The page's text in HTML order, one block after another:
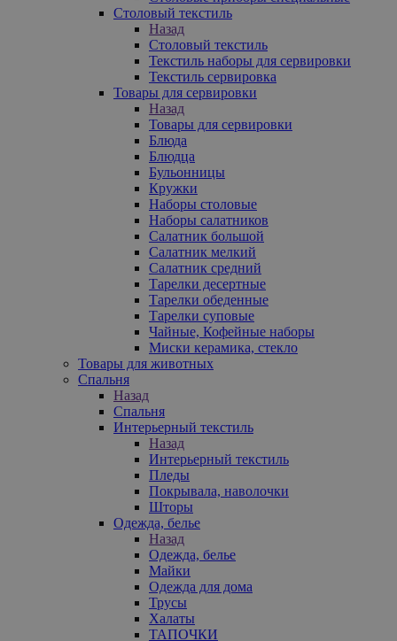
Столовый текстиль
Назад
Столовый текстиль
Текстиль наборы для сервировки
Текстиль сервировка
Товары для сервировки
Назад
Товары для сервировки
Блюда
Блюдца
Бульонницы
Кружки
Наборы столовые
Наборы салатников
Салатник большой
Салатник мелкий
Салатник средний
Тарелки десертные
Тарелки обеденные
Тарелки суповые
Чайные, Кофейные наборы
Миски керамика, стекло
Товары для животных
Спальня
Назад
Спальня
Интерьерный текстиль
Назад
Интерьерный текстиль
Пледы
Покрывала, наволочки
Шторы
Одежда, белье
Назад
Одежда, белье
Майки
Одежда для дома
Трусы
Халаты
ТАПОЧКИ